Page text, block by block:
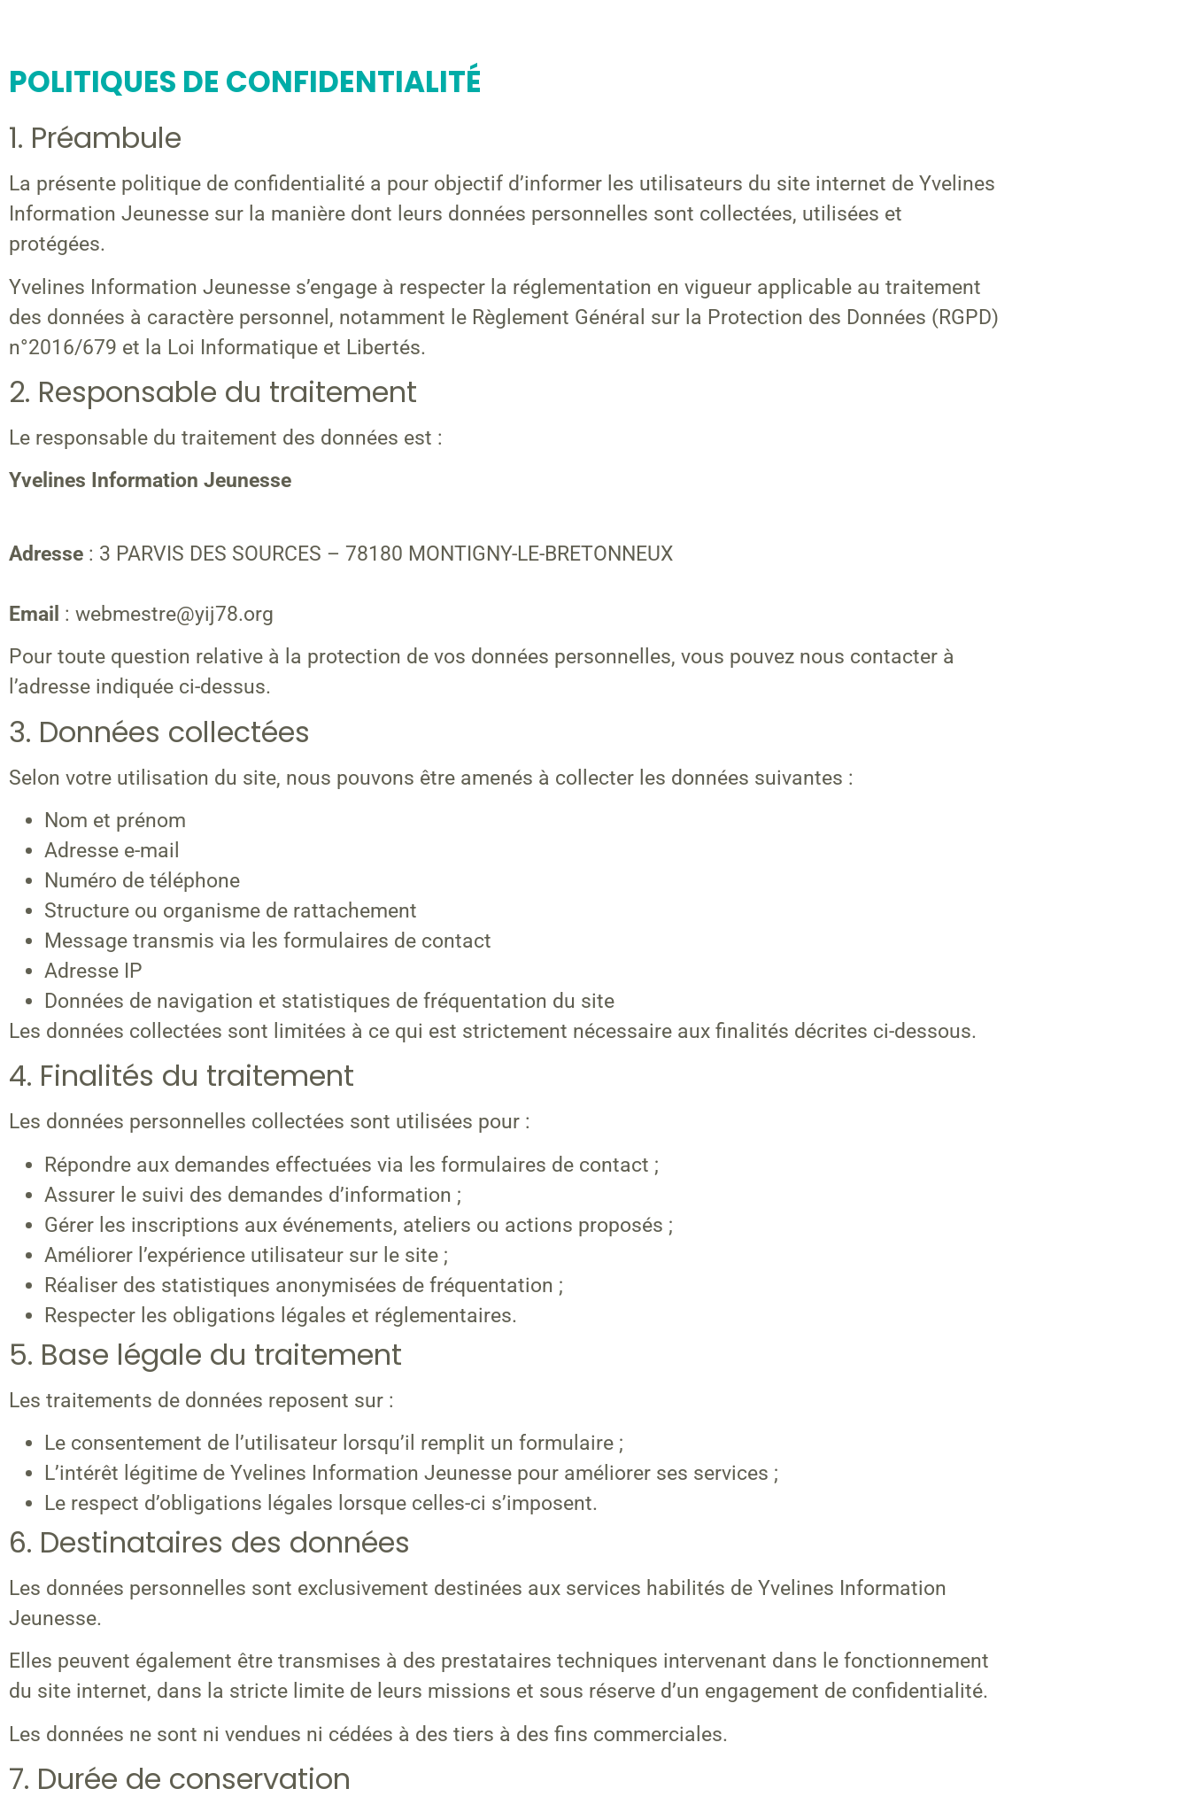
POLITIQUES DE CONFIDENTIALITÉ
1. Préambule
La présente politique de confidentialité a pour objectif d’informer les utilisateurs du site internet de Yvelines
Information Jeunesse sur la manière dont leurs données personnelles sont collectées, utilisées et
protégées.
Yvelines Information Jeunesse s’engage à respecter la réglementation en vigueur applicable au traitement
des données à caractère personnel, notamment le Règlement Général sur la Protection des Données (RGPD)
n°2016/679 et la Loi Informatique et Libertés.
2. Responsable du traitement
Le responsable du traitement des données est :
Yvelines Information Jeunesse
Adresse : 3 PARVIS DES SOURCES – 78180 MONTIGNY-LE-BRETONNEUX
Email : webmestre@yij78.org
Pour toute question relative à la protection de vos données personnelles, vous pouvez nous contacter à
l’adresse indiquée ci-dessus.
3. Données collectées
Selon votre utilisation du site, nous pouvons être amenés à collecter les données suivantes :
Nom et prénom
Adresse e-mail
Numéro de téléphone
Structure ou organisme de rattachement
Message transmis via les formulaires de contact
Adresse IP
Données de navigation et statistiques de fréquentation du site
Les données collectées sont limitées à ce qui est strictement nécessaire aux finalités décrites ci-dessous.
4. Finalités du traitement
Les données personnelles collectées sont utilisées pour :
Répondre aux demandes effectuées via les formulaires de contact ;
Assurer le suivi des demandes d’information ;
Gérer les inscriptions aux événements, ateliers ou actions proposés ;
Améliorer l’expérience utilisateur sur le site ;
Réaliser des statistiques anonymisées de fréquentation ;
Respecter les obligations légales et réglementaires.
5. Base légale du traitement
Les traitements de données reposent sur :
Le consentement de l’utilisateur lorsqu’il remplit un formulaire ;
L’intérêt légitime de Yvelines Information Jeunesse pour améliorer ses services ;
Le respect d’obligations légales lorsque celles-ci s’imposent.
6. Destinataires des données
Les données personnelles sont exclusivement destinées aux services habilités de Yvelines Information
Jeunesse.
Elles peuvent également être transmises à des prestataires techniques intervenant dans le fonctionnement
du site internet, dans la stricte limite de leurs missions et sous réserve d’un engagement de confidentialité.
Les données ne sont ni vendues ni cédées à des tiers à des fins commerciales.
7. Durée de conservation